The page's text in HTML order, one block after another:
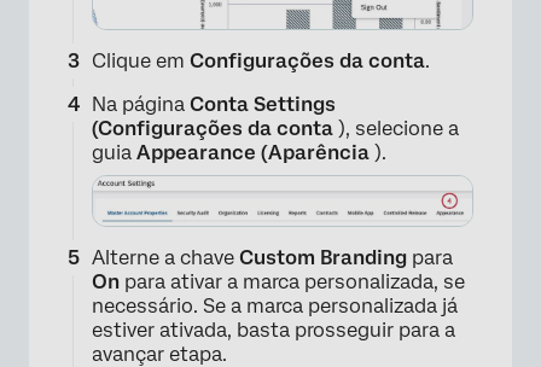
×
Clique em Configurações da conta.
Na página Conta Settings
(Configurações da conta ), selecione a
guia Appearance (Aparência ).
Alterne a chave Custom Branding para
On para ativar a marca personalizada, se
necessário. Se a marca personalizada já
estiver ativada, basta prosseguir para a
avançar etapa.